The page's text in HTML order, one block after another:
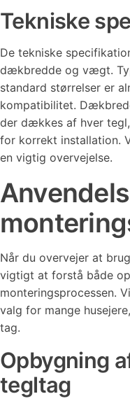
Tekniske
De tekniske
dækbredde og vægt.
standard størrelser er
kompatibilitet.
der dækkes af hver
for korrekt installation.
en vigtig overvejelse.
Når du overvejer at
vigtigt at forstå både
monteringsprocessen.
valg for mange
tag.
Opbygning
tegltag